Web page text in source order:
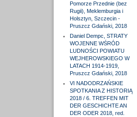
Pomorze Przednie (bez
Rugii), Meklemburgia i
Holsztyn, Szczecin -
Pruszcz Gdański, 2018
Daniel Dempc, STRATY
WOJENNE WŚRÓD
LUDNOŚCI POWIATU
WEJHEROWSKIEGO W
LATACH 1914-1919,
Pruszcz Gdański, 2018
VI NADODRZAŃSKIE
SPOTKANIA Z HISTORIĄ
2018 / 6. TREFFEN MIT
DER GESCHICHTE AN
DER ODER 2018, red.